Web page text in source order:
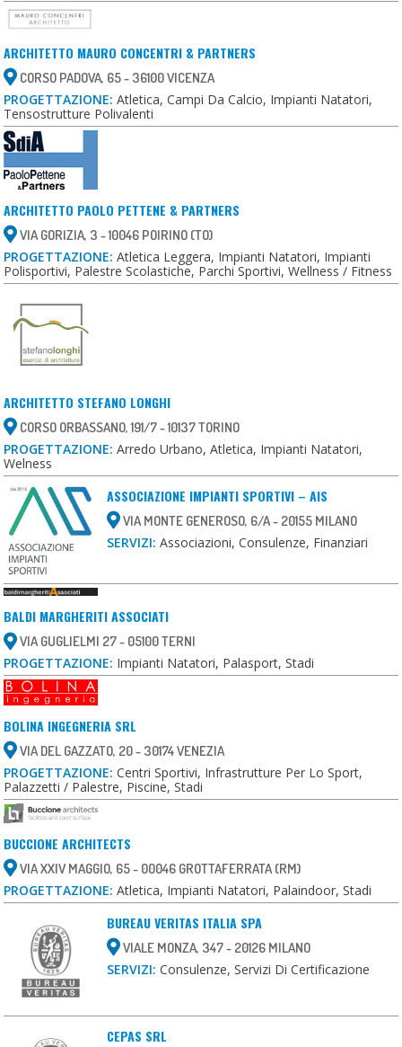
ARCHITETTO MAURO CONCENTRI & PARTNERS
CORSO PADOVA, 65 - 36100 VICENZA
PROGETTAZIONE: Atletica, Campi Da Calcio, Impianti Natatori,
Tensostrutture Polivalenti
ARCHITETTO PAOLO PETTENE & PARTNERS
VIA GORIZIA, 3 - 10046 POIRINO (TO)
PROGETTAZIONE: Atletica Leggera, Impianti Natatori, Impianti
Polisportivi, Palestre Scolastiche, Parchi Sportivi, Wellness / Fitness
ARCHITETTO STEFANO LONGHI
CORSO ORBASSANO, 191/7 - 10137 TORINO
PROGETTAZIONE: Arredo Urbano, Atletica, Impianti Natatori,
Welness
ASSOCIAZIONE IMPIANTI SPORTIVI – AIS
VIA MONTE GENEROSO, 6/A - 20155 MILANO
SERVIZI: Associazioni, Consulenze, Finanziari
BALDI MARGHERITI ASSOCIATI
VIA GUGLIELMI 27 - 05100 TERNI
PROGETTAZIONE: Impianti Natatori, Palasport, Stadi
BOLINA INGEGNERIA SRL
VIA DEL GAZZATO, 20 - 30174 VENEZIA
PROGETTAZIONE: Centri Sportivi, Infrastrutture Per Lo Sport,
Palazzetti / Palestre, Piscine, Stadi
BUCCIONE ARCHITECTS
VIA XXIV MAGGIO, 65 - 00046 GROTTAFERRATA (RM)
PROGETTAZIONE: Atletica, Impianti Natatori, Palaindoor, Stadi
BUREAU VERITAS ITALIA SPA
VIALE MONZA, 347 - 20126 MILANO
SERVIZI: Consulenze, Servizi Di Certificazione
CEPAS SRL